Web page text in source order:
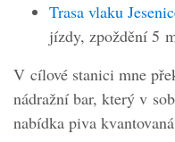
Trasa vlaku
jízdy, zpoždění 5
V cílové stanici mne
nádražní bar, který v
nabídka piva